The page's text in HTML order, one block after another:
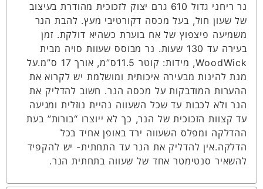
נר ריחני גדול 610 גרם יצוק לזכוכית מהודרת בעיצוב
של שעון חול, בעל מכסה דקורטיבי מעץ. להבת הנר
משמיעה פיצפוץ של אח בוערת כשהיא דולקת. זמן
בעירה עד 130 שעות. נר מבוסס שעוות סויה מבית
WoodWick, מידות: קוטר 11.5ס”מ, אורך 17 ס”מ.על
מנת להינות מבעירה איכותית ומושלמת יש לקרוא את
ההערות המודבקות על מכסה הנר. חשוב להדליק את
הנר ולא לכבות עד שכל השעווה נהיית נוזלית ומגיעה
עד קצוות הזכוכית של הנר, כך לא ייוצרו “בורות” בעת
ההדלקה ומפלס השעווה ירד באופן אחיד בכל
הדלקה.אין להדליק את הנר עד התחתית- יש להקפיד
להשאיר סנטימטר אחד של שעווה בתחתית הנר.